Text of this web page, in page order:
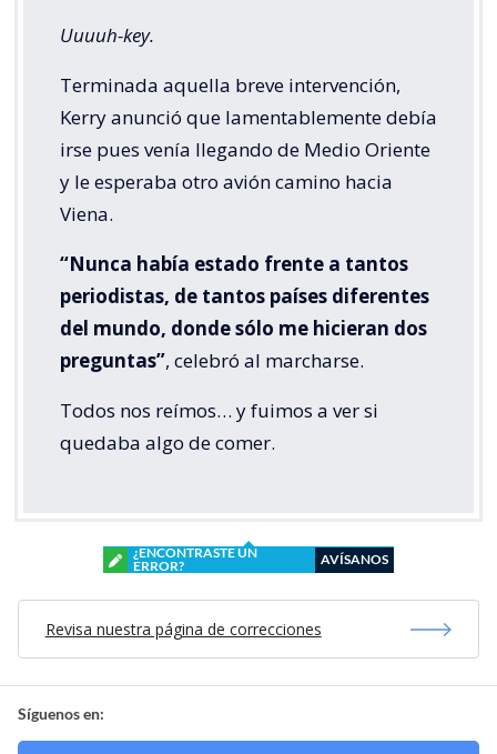
Uuuuh-key.
Terminada aquella breve intervención,
Kerry anunció que lamentablemente debía
irse pues venía llegando de Medio Oriente
y le esperaba otro avión camino hacia
Viena.
“Nunca había estado frente a tantos
periodistas, de tantos países diferentes
del mundo, donde sólo me hicieran dos
preguntas”, celebró al marcharse.
Todos nos reímos… y fuimos a ver si
quedaba algo de comer.
¿ENCONTRASTE UN
ERROR?
AVÍSANOS
Revisa nuestra página de correcciones
Síguenos en: